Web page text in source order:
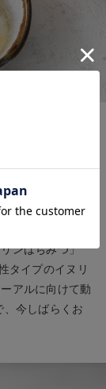
製造のオリジナ
ンはちみつ」
タイプのイヌリ
アルに向けて動
今しばらくお